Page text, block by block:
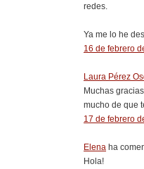
redes.
Ya me lo he
16 de febrero
Laura Pérez
Muchas
mucho de que
17 de febrero
Elena ha
Hola!